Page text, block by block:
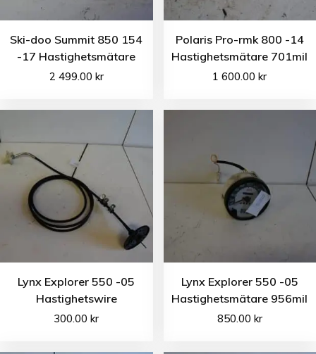
Ski-doo Summit 850 154
-17 Hastighetsmätare
2 499.00 kr
Polaris Pro-rmk 800 -14
Hastighetsmätare 701mil
1 600.00kr
Lynx Explorer 550 -05
Hastighetswire
300.00kr
Lynx Explorer 550 -05
Hastighetsmätare 956mil
850.00 kr